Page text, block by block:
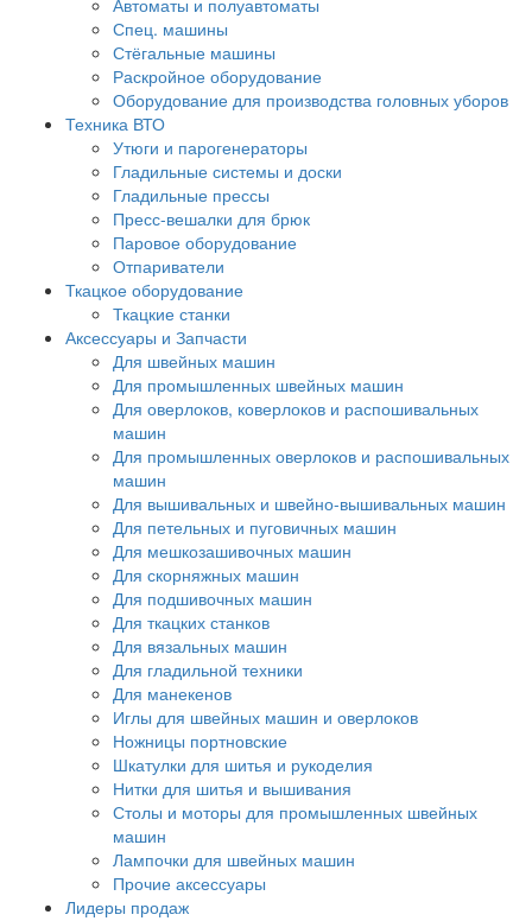
Автоматы и полуавтоматы
Спец. машины
Стёгальные машины
Раскройное оборудование
Оборудование для производства головных уборов
Техника ВТО
Утюги и парогенераторы
Гладильные системы и доски
Гладильные прессы
Пресс-вешалки для брюк
Паровое оборудование
Отпариватели
Ткацкое оборудование
Ткацкие станки
Аксессуары и Запчасти
Для швейных машин
Для промышленных швейных машин
Для оверлоков, коверлоков и распошивальных
машин
Для промышленных оверлоков и распошивальных
машин
Для вышивальных и швейно-вышивальных машин
Для петельных и пуговичных машин
Для мешкозашивочных машин
Для скорняжных машин
Для подшивочных машин
Для ткацких станков
Для вязальных машин
Для гладильной техники
Для манекенов
Иглы для швейных машин и оверлоков
Ножницы портновские
Шкатулки для шитья и рукоделия
Нитки для шитья и вышивания
Столы и моторы для промышленных швейных
машин
Лампочки для швейных машин
Прочие аксессуары
Лидеры продаж